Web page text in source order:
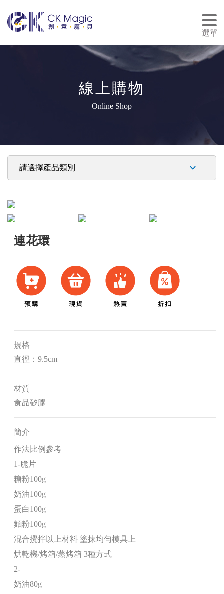
選單
線上購物
Online Shop
連花環
規格
直徑：9.5cm
材質
食品矽膠
簡介
作法比例參考
1-脆片
糖粉100g
奶油100g
蛋白100g
麵粉100g
混合攪拌以上材料 塗抹均勻模具上
烘乾機/烤箱/蒸烤箱 3種方式
2-
奶油80g